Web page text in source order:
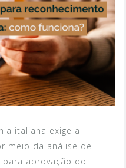
italiana exige a
meio da análise de
aprovação do